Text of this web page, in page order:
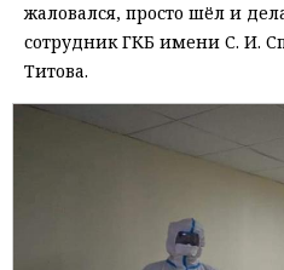
жаловался, просто шёл и
сотрудник ГКБ имени С. И.
Титова.